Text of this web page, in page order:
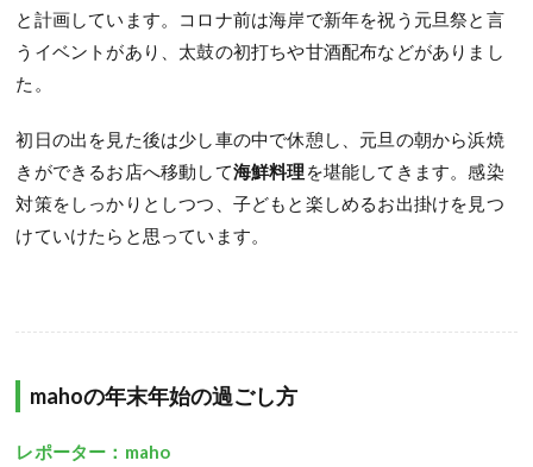
と計画しています。 コロナ前は海岸で新年を祝う元旦祭と言
うイベントがあり、太鼓の初打ちや甘酒配布などがありまし
た。
初日の出を見た後は少し車の中で休憩し、元旦の朝から浜焼
きができるお店へ移動して海鮮料理を堪能してきます。感染
対策をしっかりとしつつ、子どもと楽しめるお出掛けを見つ
けていけたらと思っています。
mahoの年末年始の過ごし方
レポーター：maho